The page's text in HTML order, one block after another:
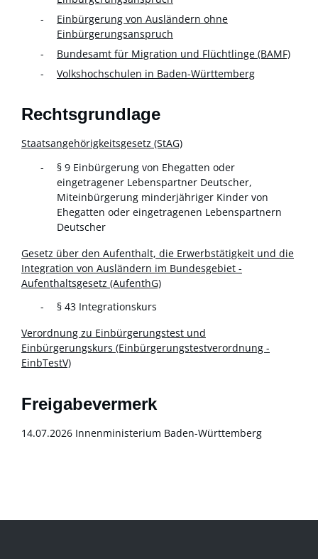
Einbürgerung von Ausländern ohne
Einbürgerungsanspruch
Bundesamt für Migration und Flüchtlinge (BAMF)
Volkshochschulen in Baden-Württemberg
Rechtsgrundlage
Staatsangehörigkeitsgesetz (StAG)
§ 9 Einbürgerung von Ehegatten oder
eingetragener Lebenspartner Deutscher,
Miteinbürgerung minderjähriger Kinder von
Ehegatten oder eingetragenen Lebenspartnern
Deutscher
Gesetz über den Aufenthalt, die Erwerbstätigkeit und die
Integration von Ausländern im Bundesgebiet -
Aufenthaltsgesetz (AufenthG)
§ 43 Integrationskurs
Verordnung zu Einbürgerungstest und
Einbürgerungskurs (Einbürgerungstestverordnung -
EinbTestV)
Freigabevermerk
14.07.2026 Innenministerium Baden-Württemberg